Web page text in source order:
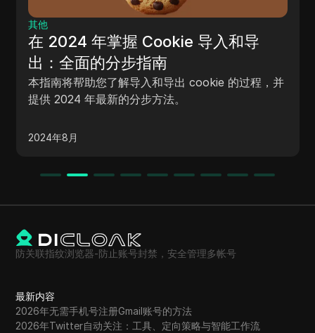
其他
在 2024 年掌握 Cookie 导入和导
出：全面的分步指南
本指南将帮助您了解导入和导出 cookie 的过程，并
提供 2024 年最新的分步方法。
2024年8月
防关联指纹浏览器-防止账号封禁，安全管理多帐号
最新内容
2026年无需手机号注册Gmail账号的方法
2026年Twitter自动关注：工具、定向策略与智能工作流